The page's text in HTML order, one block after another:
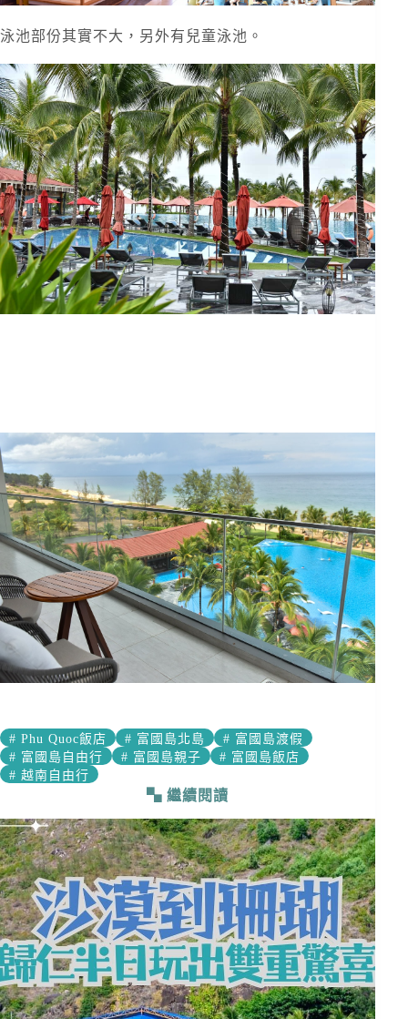
泳池部份其實不大，另外有兒童泳池。
# Phu Quoc飯店 # 富國島北島 # 富國島渡假
# 富國島自由行 # 富國島親子 # 富國島飯店
# 越南自由行
繼續閱讀